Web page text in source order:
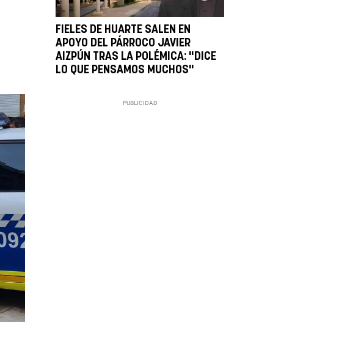
FIELES DE HUARTE SALEN EN
APOYO DEL PÁRROCO JAVIER
AIZPÚN TRAS LA POLÉMICA: "DICE
LO QUE PENSAMOS MUCHOS"